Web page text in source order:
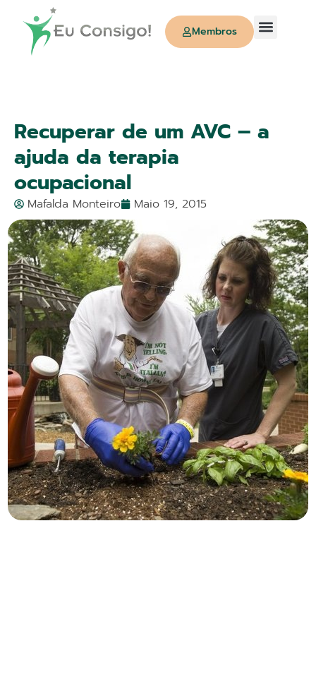
Membros
Recuperar de um AVC – a
ajuda da terapia
ocupacional
Mafalda Monteiro Maio 19, 2015